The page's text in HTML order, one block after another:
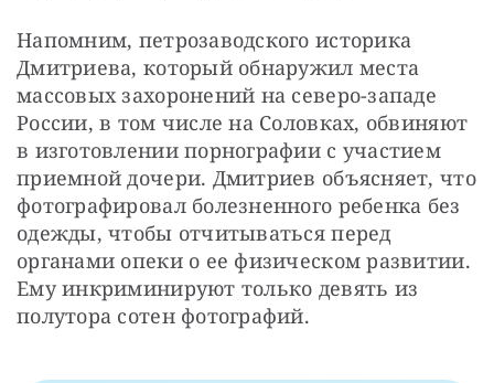
Напомним, петрозаводского историка
Дмитриева, который обнаружил места
массовых захоронений на северо-западе
России, в том числе на Соловках, обвиняют
в изготовлении порнографии с участием
приемной дочери. Дмитриев объясняет, что
фотографировал болезненного ребенка без
одежды, чтобы отчитываться перед
органами опеки о ее физическом развитии.
Ему инкриминируют только девять из
полутора сотен фотографий.